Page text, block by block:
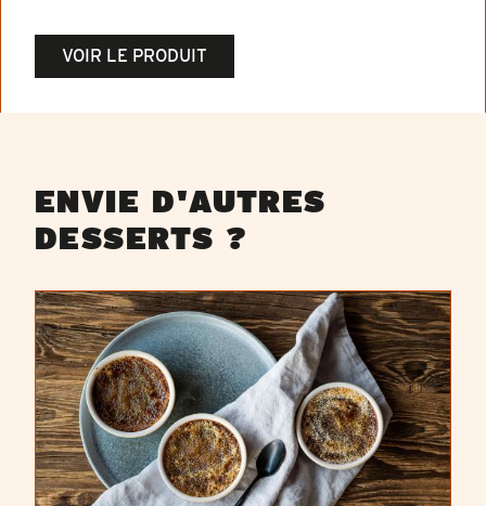
VOIR LE PRODUIT
ENVIE D'AUTRES
DESSERTS ?